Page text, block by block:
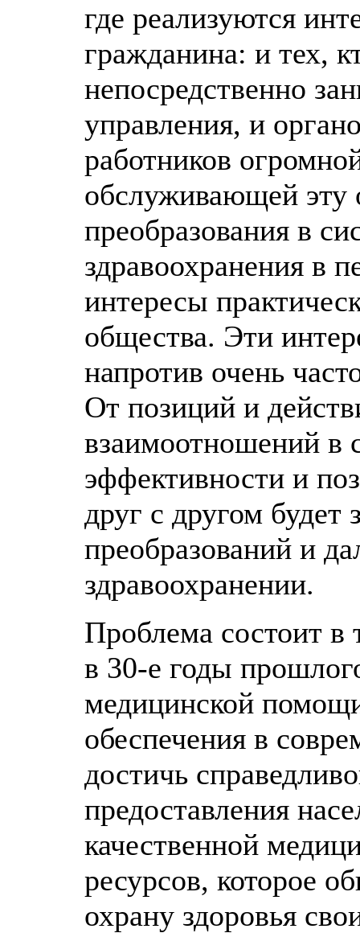
где реализуются
гражданина: и тех,
непосредственно
управления, и
работников
обслуживающей эту
преобразования в
здравоохранения в
интересы
общества. Эти
напротив очень
От позиций и
взаимоотношений в
эффективности и
друг с другом будет
преобразований и
здравоохранении.
Проблема состоит
в 30-е годы
медицинской
обеспечения в
достичь
предоставления
качественной
ресурсов, которое
охрану здоровья